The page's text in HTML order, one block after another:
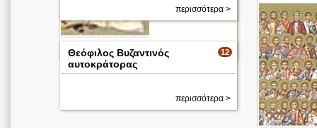
περισσότερα >
περισσότερα >
12
Θεόφιλος Βυζαντινός
αυτοκράτορας
περισσότερα >